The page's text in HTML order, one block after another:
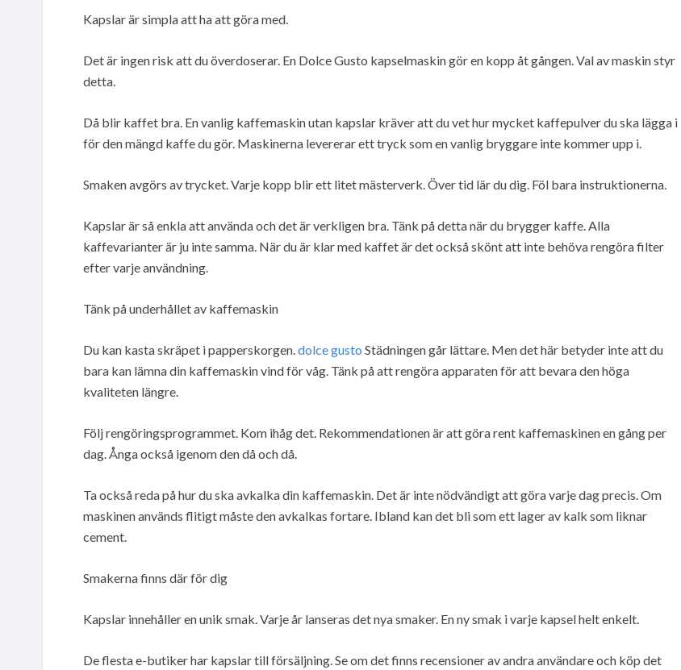
Kapslar är simpla att ha att göra med.
Det är ingen risk att du överdoserar. En Dolce Gusto kapselmaskin gör en kopp åt gången. Val av maskin styr
detta.
Då blir kaffet bra. En vanlig kaffemaskin utan kapslar kräver att du vet hur mycket kaffepulver du ska lägga i
för den mängd kaffe du gör. Maskinerna levererar ett tryck som en vanlig bryggare inte kommer upp i.
Smaken avgörs av trycket. Varje kopp blir ett litet mästerverk. Över tid lär du dig. Föl bara instruktionerna.
Kapslar är så enkla att använda och det är verkligen bra. Tänk på detta när du brygger kaffe. Alla
kaffevarianter är ju inte samma. När du är klar med kaffet är det också skönt att inte behöva rengöra filter
efter varje användning.
Tänk på underhållet av kaffemaskin
Du kan kasta skräpet i papperskorgen.dolce gusto Städningen går lättare. Men det här betyder inte att du
bara kan lämna din kaffemaskin vind för våg. Tänk på att rengöra apparaten för att bevara den höga
kvaliteten längre.
Följ rengöringsprogrammet. Kom ihåg det. Rekommendationen är att göra rent kaffemaskinen en gång per
dag. Ånga också igenom den då och då.
Ta också reda på hur du ska avkalka din kaffemaskin. Det är inte nödvändigt att göra varje dag precis. Om
maskinen används flitigt måste den avkalkas fortare. Ibland kan det bli som ett lager av kalk som liknar
cement.
Smakerna finns där för dig
Kapslar innehåller en unik smak. Varje år lanseras det nya smaker. En ny smak i varje kapsel helt enkelt.
De flesta e-butiker har kapslar till försäljning. Se om det finns recensioner av andra användare och köp det